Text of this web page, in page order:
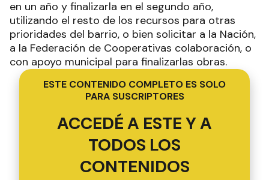
en un año y finalizarla en el segundo año,
utilizando el resto de los recursos para otras
prioridades del barrio, o bien solicitar a la Nación,
a la Federación de Cooperativas colaboración, o
con apoyo municipal para finalizarlas obras.
ESTE CONTENIDO COMPLETO ES SOLO
PARA SUSCRIPTORES
ACCEDÉ A ESTE Y A
TODOS LOS
CONTENIDOS